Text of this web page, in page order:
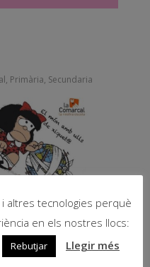
, Primària, Secundaria
altres tecnologies perquè
en els nostres llocs:
Rebutjar Llegir més